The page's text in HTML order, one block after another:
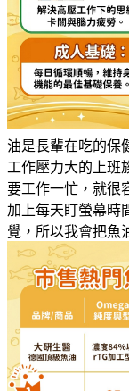
油是長輩在吃的保
工作壓力大的上班
要工作一忙，就很
加上每天盯螢幕時
覺，所以我會把魚